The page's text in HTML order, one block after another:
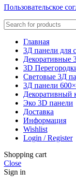
Пользовательское
Главная
3Д панели для
Декоративные
3D
Световые 3Д
3Д панели
Декоративный
Эко 3D панели
Доставка
Информация
Wishlist
Login / Register
Shopping cart
Close
Sign in